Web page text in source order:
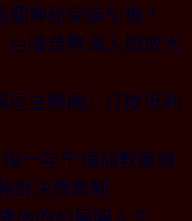
神秘家族引進！
隆黃教漳人脈放大
生態圈」打敗低利
一年千億補教商機
對決買斷制